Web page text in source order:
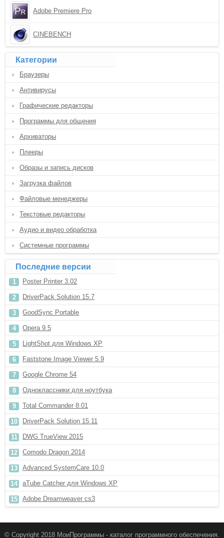
Adobe Premiere Pro
CINEBENCH
Категории
Браузеры
Антивирусы
Графические редакторы
Программы для общения
Архиваторы
Плееры
Образы и запись дисков
Загрузка файлов
Файловые менеджеры
Текстовые редакторы
Аудио и видео обработка
Системные программы
Последние версии
Poster Printer 3.02
DriverPack Solution 15.7
GoodSync Portable
Opera 9.5
LightShot для Windows XP
Faststone Image Viewer 5.9
Google Chrome 54
Одноклассники для ноутбука
Total Commander 8.01
DriverPack Solution 15.11
DWG TrueView 2015
Comodo Dragon 2014
Advanced SystemCare 10.0
aTube Catcher для Windows XP
Adobe Dreamweaver cs3
© Copyright 2018 МоиПрограммы - каталог программного обеспечения.